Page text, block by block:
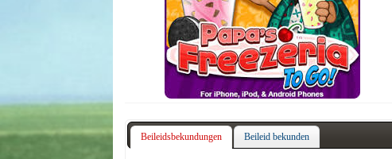
Beileidsbekundungen Beileid bekunden